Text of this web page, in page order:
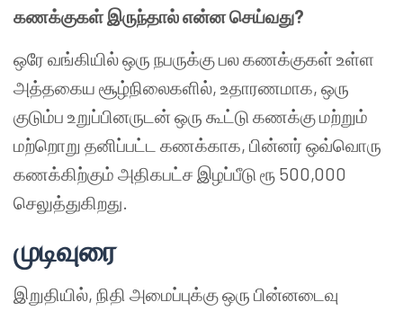
கணக்குகள் இருந்தால் என்ன செய்வது?
ஒரே வங்கியில் ஒரு நபருக்கு பல கணக்குகள் உள்ள
அத்தகைய சூழ்நிலைகளில், உதாரணமாக, ஒரு
குடும்ப உறுப்பினருடன் ஒரு கூட்டு கணக்கு மற்றும்
மற்றொறு தனிப்பட்ட கணக்காக, பின்னர் ஒவ்வொரு
கணக்கிற்கும் அதிகபட்ச இழப்பீடு ரூ 500,000
செலுத்துகிறது.
முடிவுரை
இறுதியில், நிதி அமைப்புக்கு ஒரு பின்னடைவு